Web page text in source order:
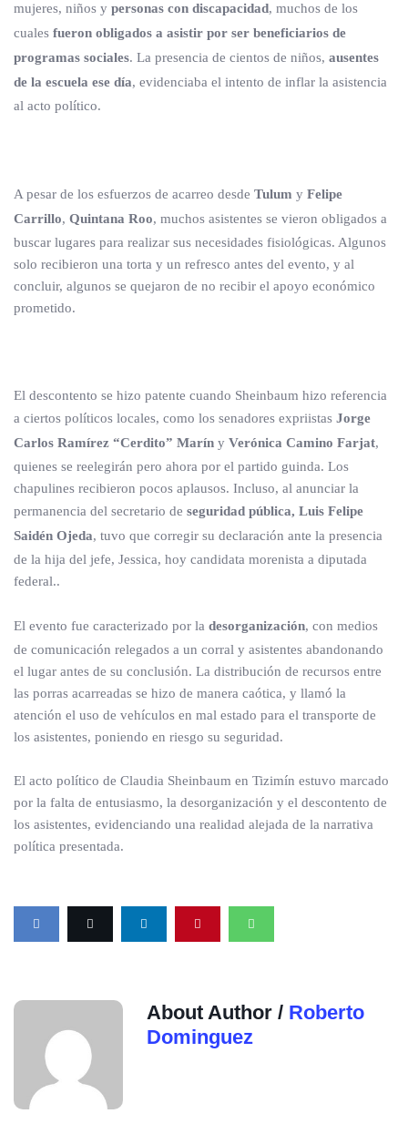
mujeres, niños y personas con discapacidad, muchos de los
cuales fueron obligados a asistir por ser beneficiarios de
programas sociales. La presencia de cientos de niños, ausentes
de la escuela ese día, evidenciaba el intento de inflar la asistencia
al acto político.
A pesar de los esfuerzos de acarreo desde Tulum y Felipe
Carrillo, Quintana Roo, muchos asistentes se vieron obligados a
buscar lugares para realizar sus necesidades fisiológicas. Algunos
solo recibieron una torta y un refresco antes del evento, y al
concluir, algunos se quejaron de no recibir el apoyo económico
prometido.
El descontento se hizo patente cuando Sheinbaum hizo referencia
a ciertos políticos locales, como los senadores expriistas Jorge
Carlos Ramírez “Cerdito” Marín y Verónica Camino Farjat,
quienes se reelegirán pero ahora por el partido guinda. Los
chapulines recibieron pocos aplausos. Incluso, al anunciar la
permanencia del secretario de seguridad pública, Luis Felipe
Saidén Ojeda, tuvo que corregir su declaración ante la presencia
de la hija del jefe, Jessica, hoy candidata morenista a diputada
federal..
El evento fue caracterizado por la desorganización, con medios
de comunicación relegados a un corral y asistentes abandonando
el lugar antes de su conclusión. La distribución de recursos entre
las porras acarreadas se hizo de manera caótica, y llamó la
atención el uso de vehículos en mal estado para el transporte de
los asistentes, poniendo en riesgo su seguridad.
El acto político de Claudia Sheinbaum en Tizimín estuvo marcado
por la falta de entusiasmo, la desorganización y el descontento de
los asistentes, evidenciando una realidad alejada de la narrativa
política presentada.
About Author / Roberto
Dominguez